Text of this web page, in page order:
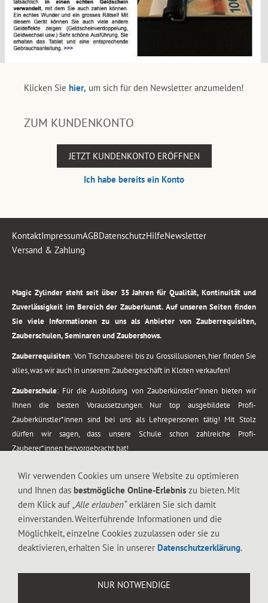
Klicken Sie hier, um sich für den Newsletter anzumelden!
ZUM KUNDENKONTO
JETZT KUNDENKONTO ERÖFFNEN
Ich habe bereits ein Konto
KontaktImpressumAGBDatenschutzHilfeNewsletter
Versand & Zahlung
Magic Zylinder steht seit über 35 Jahren für Qualität, Kontinuität und
Zuverlässigkeit im Bereich der Zauberkunst. Auf unseren Seiten finden
Sie viele Informationen zu uns als Anbieter von Zauberrequisiten,
Zauberschulen, Seminaren und Zaubershows.
Zauberrequisiten: Von Tischzauberei bis zu Grossillusionen, hier finden Sie
alles, was wir auch in unserem Zaubergeschäft in Kloten verkaufen!
Zauberschule: Für die Ausbildung von Zauberkünstler*innen bieten wir
Ihnen die besten Voraussetzungen. Nur top ausgebildete Profi-
Zauberkünstler*innen sind bei uns als Lehrepersonen tätig! Mit Stolz
dürfen wir sagen, dass unsere Schule schon zahlreiche Profi-
Zauberer*innen hervorgebracht hat!
vom Kinderprogramm bis zur Tischzauberei. Lassen Sie sich faszinieren von
meiner Zauber-Sprech-Show, angerührt mit sprachlichen Sequenzen,
gewürzt mit Gags und visuellen Illusionen wie Kaninchen, Vasen, Seilen,
Wir verwenden Cookies um unsere Website zu optimieren
und Ihnen das bestmögliche Online-Erlebnis zu bieten. Mit
dem Klick auf „Alle erlauben“erklären Sie sich damit
einverstanden. Weiterführende Informationen und die
Möglichkeit, einzelne Cookies zuzulassen oder sie zu
deaktivieren, erhalten Sie in unserer Datenschutzerklärung.
NUR NOTWENDIGE